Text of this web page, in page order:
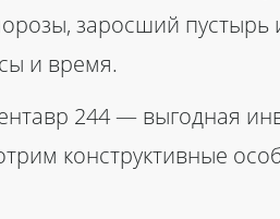
заросший
и время.
244— выгодная
конструктивные